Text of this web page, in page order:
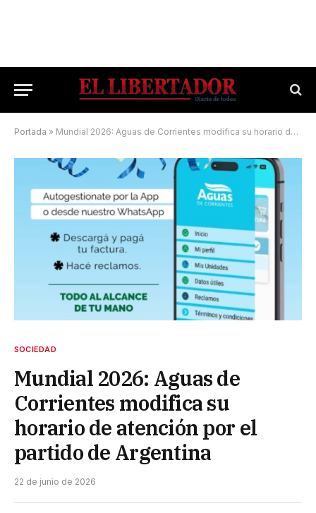
Portada » Mundial 2026: Aguas de Corrientes modifica su horario de atención por el partido de Argentina
SOCIEDAD
Mundial 2026: Aguas de
Corrientes modifica su
horario de atención por el
partido de Argentina
22 de junio de 2026